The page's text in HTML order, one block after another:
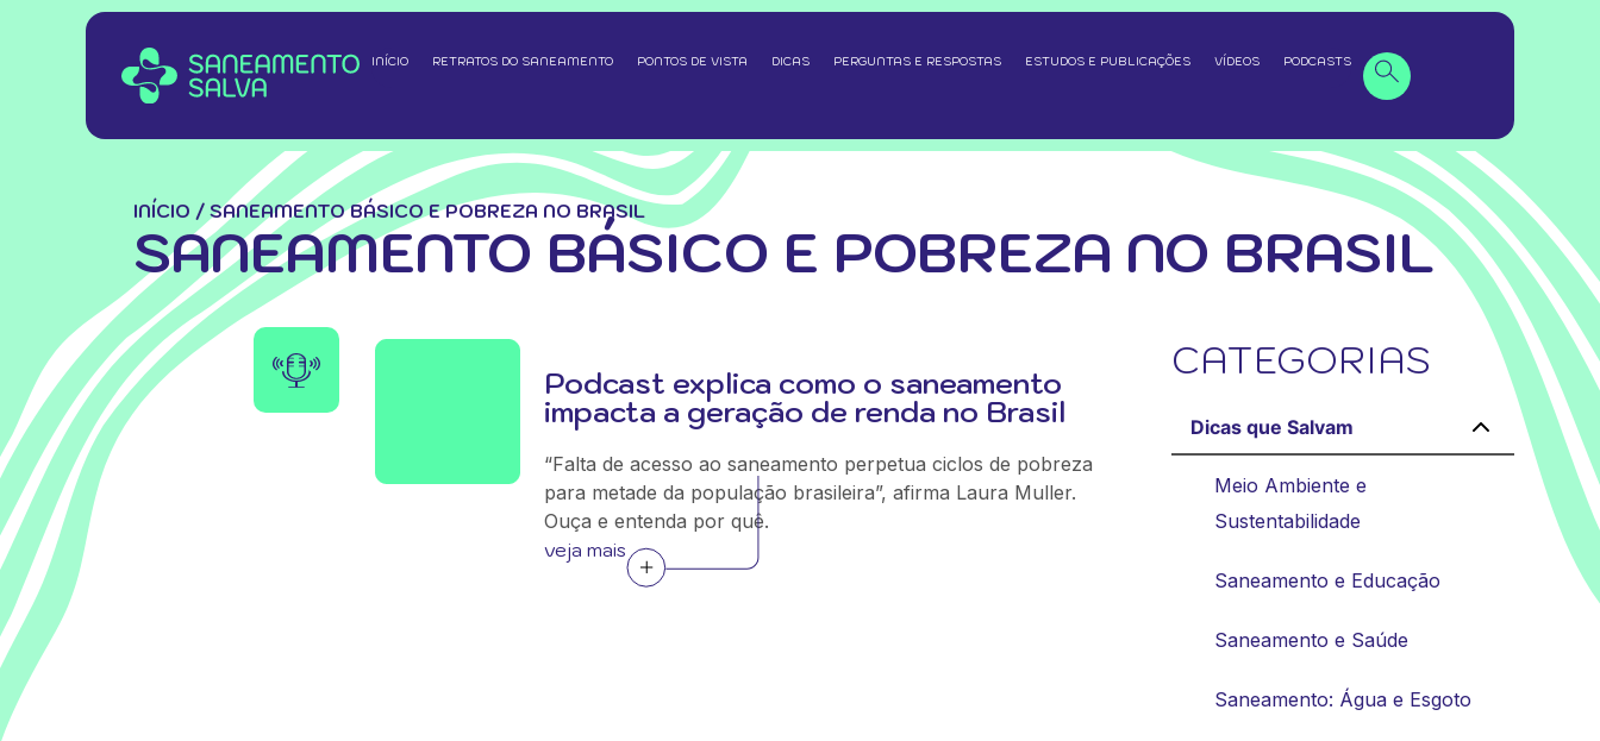
INÍCIO RETRATOS DO SANEAMENTO PONTOS DE VISTA DICAS PERGUNTAS E RESPOSTAS ESTUDOS E PUBLICAÇÕES VÍDEOS PODCASTS
INÍCIO / SANEAMENTO BÁSICO E POBREZA NO BRASIL
SANEAMENTO BÁSICO E POBREZA NO BRASIL
Podcast explica como o saneamento
impacta a geração de renda no Brasil
“Falta de acesso ao saneamento perpetua ciclos de pobreza
para metade da população brasileira”, afirma Laura Muller.
Ouça e entenda por quê.
veja mais
CATEGORIAS
Dicas que Salvam
Meio Ambiente e
Sustentabilidade
Saneamento e Educação
Saneamento e Saúde
Saneamento: Água e Esgoto